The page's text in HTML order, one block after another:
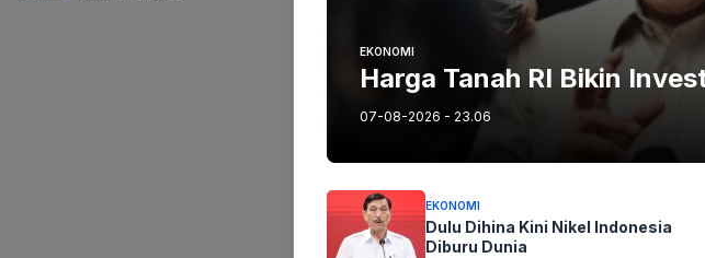
EKONOMI
Harga Tanah RI Bikin
07-08-2026 - 23.06
EKONOMI
Dulu Dihina Kini Nikel Indonesia
Diburu Dunia